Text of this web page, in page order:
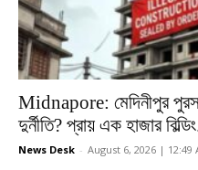
Midnapore: মেদিনীপুর
দুর্নীতি? প্রায় এক হাজার
News Desk - August 6, 2026 | 12:49